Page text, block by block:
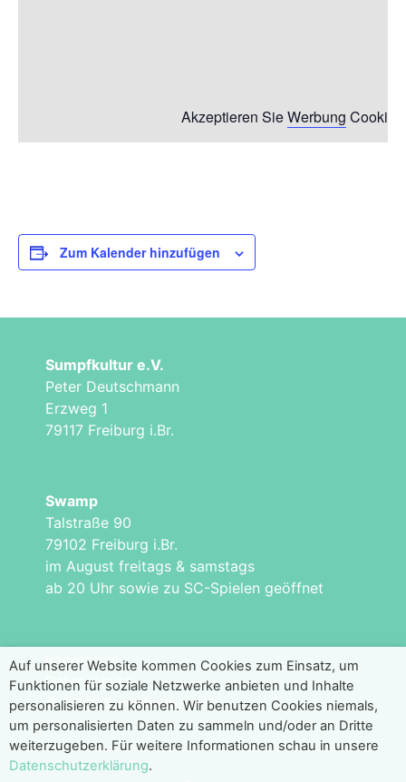
Akzeptieren SieWerbung
Zum Kalender hinzufügen
Sumpfkultur e.V.
Peter Deutschmann
Erzweg 1
79117 Freiburg i.Br.
Swamp
Talstraße 90
79102 Freiburg i.Br.
im August freitags & samstags
ab 20 Uhr sowie zu SC-Spielen geöffnet
Impressum
Datenschutz
© 2026 Sumpfkultur e.V.
Auf unserer Website kommen Cookies zum Einsatz, um
Funktionen für soziale Netzwerke anbieten und Inhalte
personalisieren zu können. Wir benutzen Cookies niemals,
um personalisierten Daten zu sammeln und/oder an Dritte
weiterzugeben. Für weitere Informationen schau in unsere
Datenschutzerklärung.